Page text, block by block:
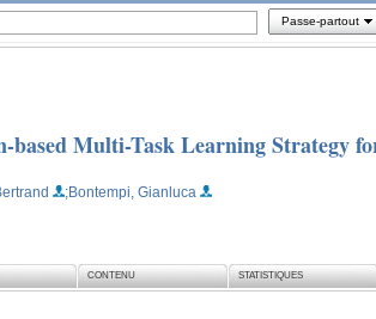
Passe-partout
Multi-Task Learning Strategy
;Bontempi, Gianluca
CONTENU STATISTIQUES